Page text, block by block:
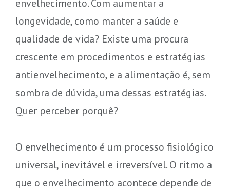
longevidade, como manter a saúde e
qualidade de vida? Existe uma procura
crescente em procedimentos e estratégias
antienvelhecimento, e a alimentação é, sem
sombra de dúvida, uma dessas estratégias.
Quer perceber porquê?
O envelhecimento é um processo fisiológico
universal, inevitável e irreversível. O ritmo a
que o envelhecimento acontece depende de